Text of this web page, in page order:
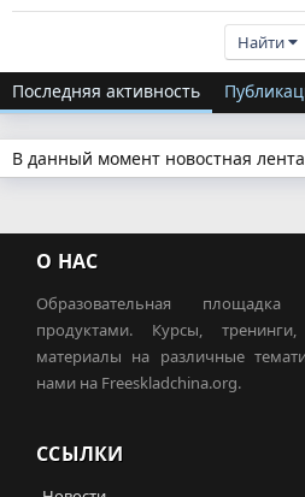
Найти
Последняя активность
В данный момент новостная лента
О НАС
Образовательная
продуктами. Курсы,
материалы на различные
нами на Freeskladchina.org.
ССЫЛКИ